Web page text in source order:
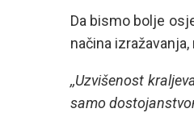
Da bismo bolje
načina
,,Uzvišenost
samo